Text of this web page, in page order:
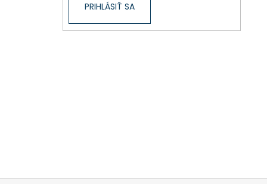
PRIHLÁSIŤ SA